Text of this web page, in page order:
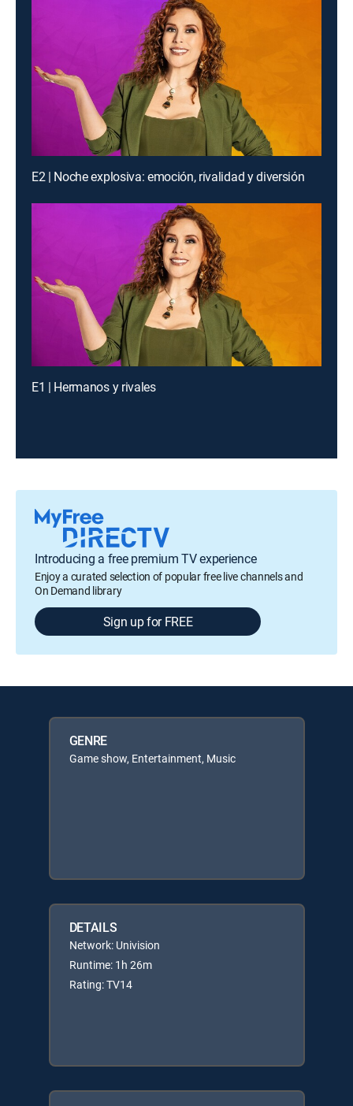
E2 | Noche explosiva: emoción, rivalidad y diversión
E1 | Hermanos y rivales
Introducing a free premium TV experience
Enjoy a curated selection of popular free live channels and
On Demand library
Sign up for FREE
GENRE
Game show, Entertainment, Music
DETAILS
Network: Univision
Runtime: 1h 26m
Rating: TV14